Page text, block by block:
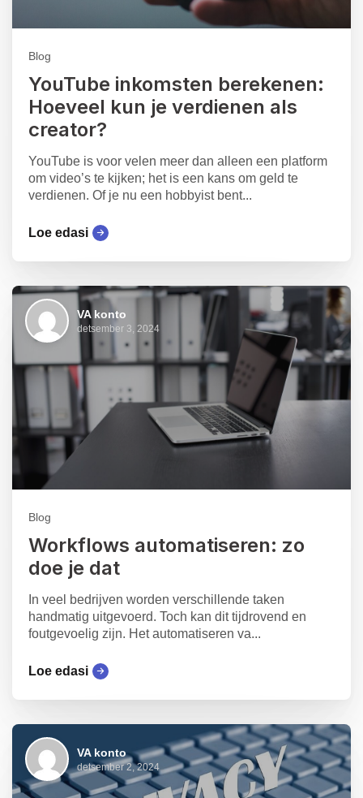
Blog
YouTube inkomsten berekenen:
Hoeveel kun je verdienen als
creator?
YouTube is voor velen meer dan alleen een platform
om video’s te kijken; het is een kans om geld te
verdienen. Of je nu een hobbyist bent...
Loe edasi
VA konto
detsember 3, 2024
Blog
Workflows automatiseren: zo
doe je dat
In veel bedrijven worden verschillende taken
handmatig uitgevoerd. Toch kan dit tijdrovend en
foutgevoelig zijn. Het automatiseren va...
Loe edasi
VA konto
detsember 2, 2024